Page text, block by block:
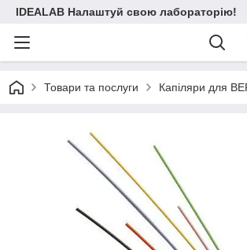
IDEALAB Налаштуй свою лабораторію!
Товари та послуги Капіляри для